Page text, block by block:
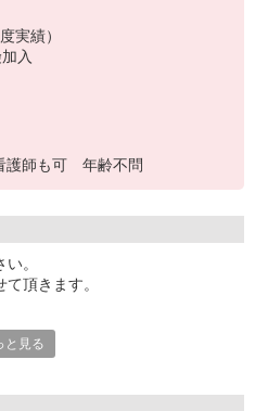
実績）
入
護師も可 年齢不問
。
頂きます。
を持参下さい。
と見る